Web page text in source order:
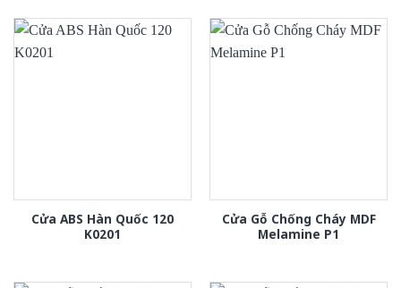
Cửa ABS Hàn Quốc 120
K0201
Cửa Gỗ Chống Cháy MDF
Melamine P1